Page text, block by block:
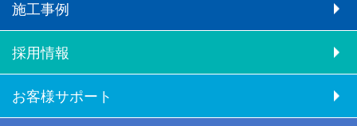
施工事例
採用情報
お客様サポート